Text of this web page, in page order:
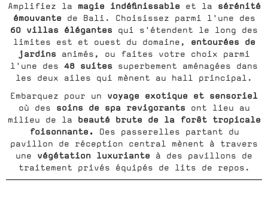
Amplifiez la magie indéfinissable et la sérénité
émouvante
de Bali. Choisissez parmi l'une des
60 villas élégantes qui s'étendent le long des
limites est et ouest du domaine, entourées de
jardinsanimés, ou faites votre choix parmi
l'une des 48 suites superbement aménagées dans
les deux ailes qui mènent au hall principal.
Embarquez pour un
voyage exotique et sensoriel
où des soins de spa revigorantsont lieu au
milieu de la beauté brute de la forêt tropicale
foisonnante. Des passerelles partant du
pavillon de réception central mènent à travers
une végétation luxuriante à des pavillons de
traitement privés équipés de lits de repos.